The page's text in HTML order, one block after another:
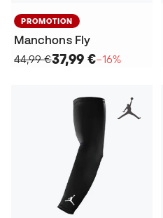
PROMOTION
Manchons Fly
44,99 €37,99 €−16%